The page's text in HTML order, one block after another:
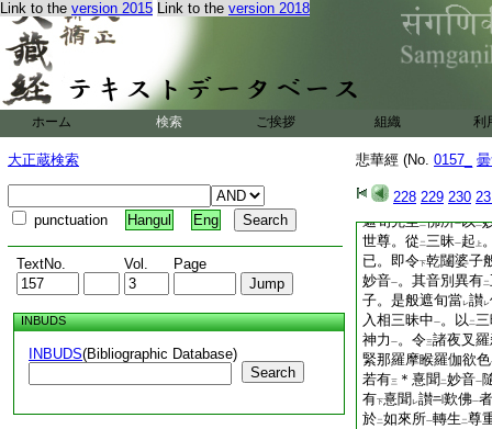
Link to the version 2015 Link to the version 2018
ホーム 検索 ご挨拶 組織 利
大正蔵検索
punctuation Hangul Eng
TextNo. Vol. Page
INBUDS
INBUDS(Bibliographic Database)
Search
悲華經 (No. 0157_
228 229 230
在神足一供 養於佛一
法。善男子。
菩薩得二聞法 一 已。
迦一。其命將
終必
故心生 恐懼 。與
下。詣二 1 因＊娑
曰二王眼
佛力
一故。作二 是思惟
遮旬先至二佛所一以二
世尊。從 二三昧一起 上
已。即令下乾闥婆子
妙音一。其音別異有二
子。是般遮旬當レ讃レ
入相三昧中一。以 二
神力 一。令三諸夜叉
緊那羅摩睺羅伽欲
若有三 ＊憙聞 二妙音一
有下憙聞 レ讃 歎佛一者
於二如來所一轉生 二尊